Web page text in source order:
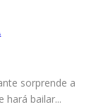
sorprende a
hará bailar...